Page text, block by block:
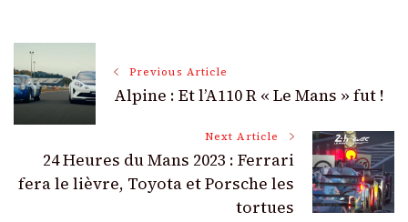
Post
Navigation
Previous Article
Alpine : Et l’A110 R « Le Mans » fut !
Next Article
24 Heures du Mans 2023 : Ferrari
fera le lièvre, Toyota et Porsche les
tortues